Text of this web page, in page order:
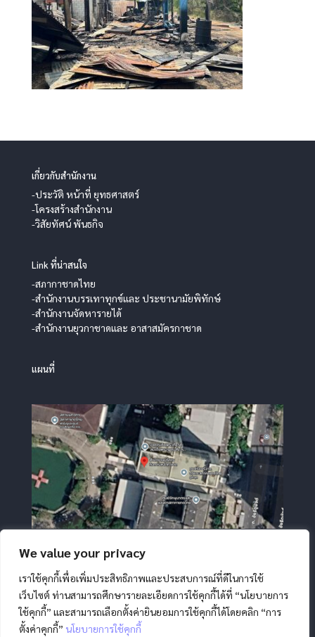
We value your privacy
เราใช้คุกกี้เพื่อเพิ่มประสิทธิภาพและประสบการณ์ที่ดีในการใช้
เว็บไซต์ ท่านสามารถศึกษารายละเอียดการใช้คุกกี้ได้ที่ “นโยบายการ
ใช้คุกกี้” และสามารถเลือกตั้งค่ายินยอมการใช้คุกกี้ได้โดยคลิก “การ
ตั้งค่าคุกกี้” นโยบายการใช้คุกกี้
เกี่ยวกับสำนักงาน
-ประวัติ หน้าที่ ยุทธศาสตร์
-โครงสร้างสำนักงาน
-วิสัยทัศน์ พันธกิจ
Link ที่น่าสนใจ
-สภากาชาดไทย
-สำนักงานบรรเทาทุกข์และ ประชานามัยพิทักษ์
-สำนักงานจัดหารายได้
-สำนักงานยุวกาชาดและ อาสาสมัครกาชาด
แผนที่